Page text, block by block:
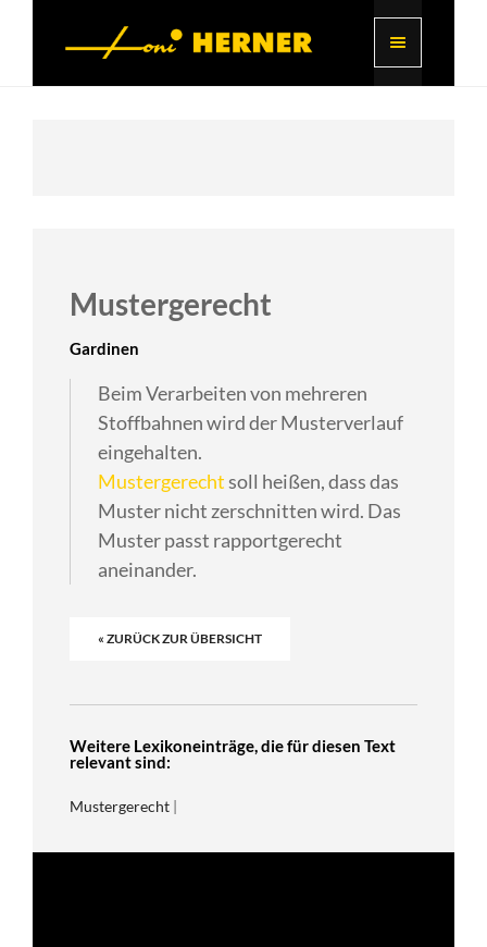
Mustergerecht
Gardinen
Beim Verarbeiten von mehreren
Stoffbahnen wird der Musterverlauf
eingehalten.
Mustergerechtsoll heißen, dass das
Muster nicht zerschnitten wird. Das
Muster passt rapportgerecht
aneinander.
« ZURÜCK ZUR ÜBERSICHT
Weitere Lexikoneinträge, die für diesen Text
relevant sind:
Mustergerecht |